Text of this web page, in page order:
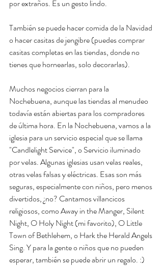
por extraños. Es un gesto lindo.
También se puede hacer comida de la Navidad
o hacer casitas de jengibre (puedes comprar
casitas completas en las tiendas, donde no
tienes que hornearlas, solo decorarlas).
Muchos negocios cierran para la
Nochebuena, aunque las tiendas al menudeo
todavía están abiertas para los compradores
de última hora. En la Nochebuena, vamos a la
iglesia para un servicio especial que se llama
"Candlelight Service", o Servicio iluminado
por velas. Algunas iglesias usan velas reales,
otras velas falsas y eléctricas. Esas son más
seguras, especialmente con niños, pero menos
divertidos, ¿no? Cantamos villancicos
religiosos, como Away in the Manger, Silent
Night, O Holy Night (mi favorito), O Little
Town of Bethlehem, o Hark the Herald Angels
Sing. Y para la gente o niños que no pueden
esperar, también se puede abrir un regalo. :)